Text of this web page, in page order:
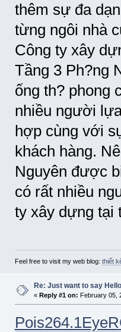
thêm sự đa
từng ngôi nhà
Công ty xây
Tầng 3 Ph?ng
ống th? phong
nhiều người
hợp cùng với
khách hàng.
Nguyên được
có rất nhiều
ty xây dựng tại
Feel free to visit my web blog: thiết
Re: Just want to say
« Reply #1 on: February 05,
Pois264.1EyeR